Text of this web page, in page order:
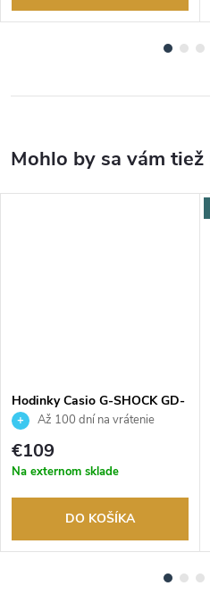
Hodinky Casio G-SHOCK GD-
010-3ERAž 100 dní na vrátenie
tovaru. Autorizovaný predajca.
€109
Na externom sklade
DO KOŠÍKA